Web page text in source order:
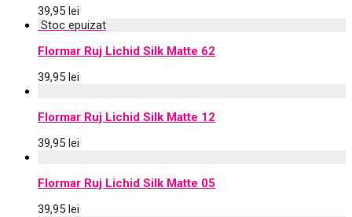
39,95 lei
Flormar Ruj Lichid Silk Matte 62
39,95 lei
Flormar Ruj Lichid Silk Matte 12
39,95 lei
Flormar Ruj Lichid Silk Matte 05
39,95 lei